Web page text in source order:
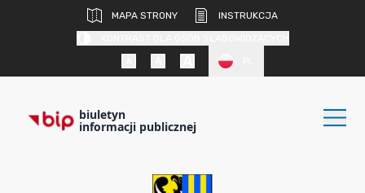
MAPA STRONY
INSTRUKCJA
biuletyn
informacji publicznej